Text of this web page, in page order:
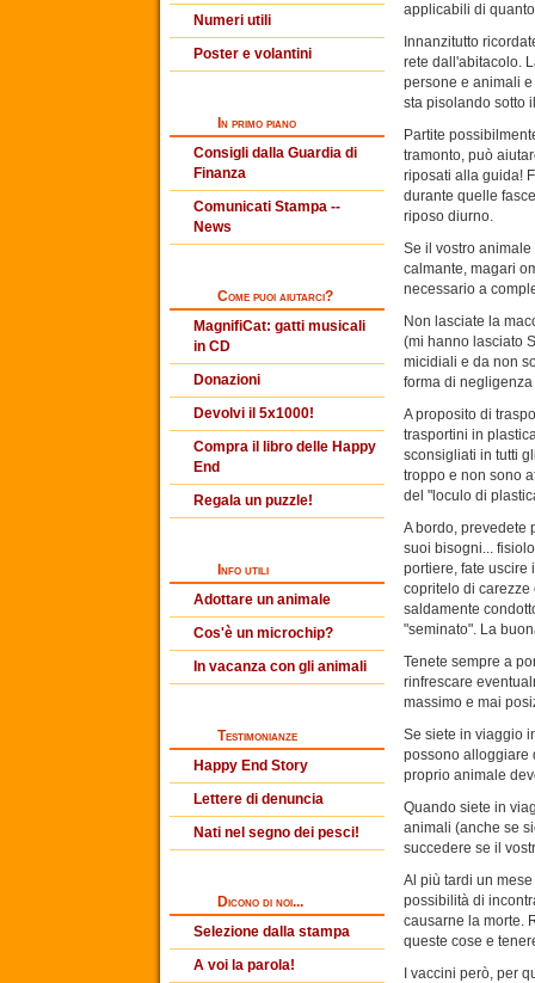
Numeri utili
Poster e volantini
In primo piano
Consigli dalla Guardia di
Finanza
Comunicati Stampa --
News
Come puoi aiutarci?
MagnifiCat: gatti musicali
in CD
Donazioni
Devolvi il 5x1000!
Compra il libro delle Happy
End
Regala un puzzle!
Info utili
Adottare un animale
Cos'è un microchip?
In vacanza con gli animali
Testimonianze
Happy End Story
Lettere di denuncia
Nati nel segno dei pesci!
Dicono di noi...
Selezione dalla stampa
A voi la parola!
applicabili di
Innanzitutto
rete dall'abitacolo.
persone e animali
sta pisolando sotto
Partite
tramonto, può
riposati alla guida!
durante quelle
riposo diurno.
Se il vostro
calmante, magari
necessario a
Non lasciate la
(mi hanno lasciato
micidiali e da non
forma di
A proposito di
trasportini in
sconsigliati in tutti
troppo e non sono
del "loculo di
A bordo, prevedete
suoi bisogni...
portiere, fate uscire
copritelo di
saldamente
"seminato". La
Tenete sempre a
rinfrescare
massimo e mai
Se siete in viaggio
possono alloggiare
proprio animale
Quando siete in
animali (anche se
succedere se il
Al più tardi un
possibilità di
causarne la morte.
queste cose e
I vaccini però, per